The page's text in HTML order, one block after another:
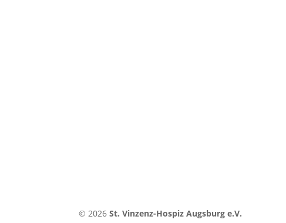
© 2026St. Vinzenz-Hospiz Augsburg e.V.